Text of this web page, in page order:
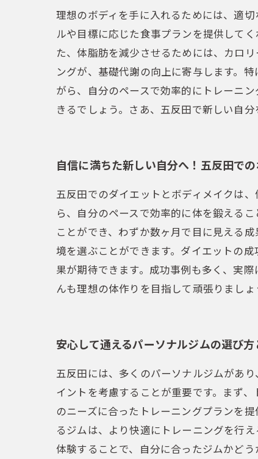
理想のボディを手に入れるためには、適
ルや目標に応じた食事プランを提供して
た、体脂肪を減少させるためには、カロ
ングが、基礎代謝の向上に寄与します。
がら、自分のペースで効率的にトレーニ
きるでしょう。さあ、五反田で新しい自分
自信に満ちた新しい自分へ！五反田で
五反田でのダイエットとボディメイクは
ら、自分のペースで効率的に体を鍛える
ことができ、わずか数ヶ月で目に見える
境を選ぶことができます。ダイエットの
果が期待できます。成功事例も多く、実
んも理想の体作りを目指して頑張りましょ
安心して通えるパーソナルジムの選び方
五反田には、多くのパーソナルジムがあ
イントを考慮することが重要です。まず
のニーズに合ったトレーニングプランを
るジムは、より快適にトレーニングを行
体験することで、自分に合ったジムかど